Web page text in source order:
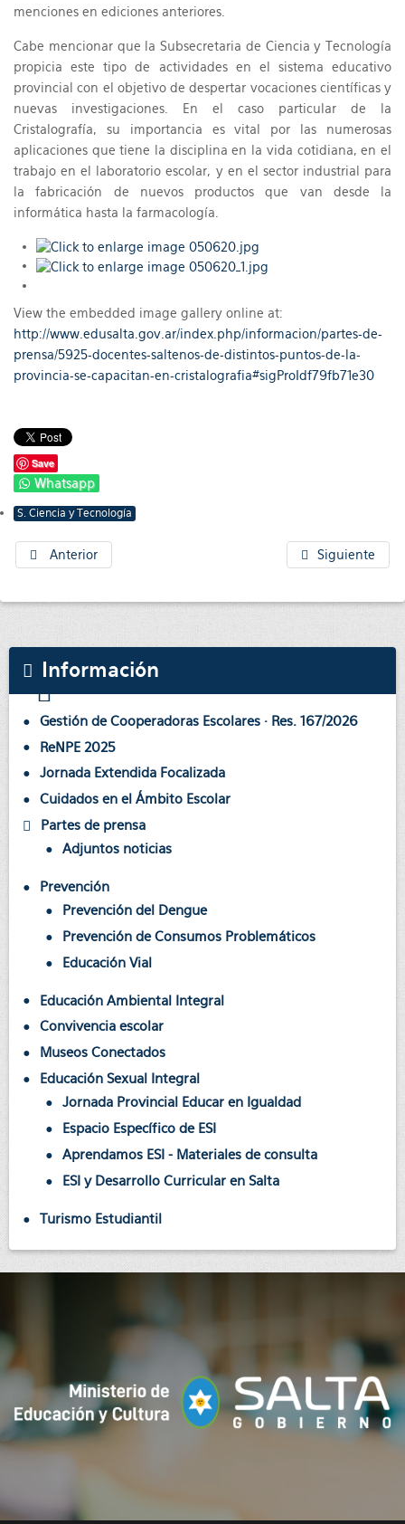
menciones en ediciones anteriores.
Cabe mencionar que la Subsecretaria de Ciencia y Tecnología
propicia este tipo de actividades en el sistema educativo
provincial con el objetivo de despertar vocaciones científicas y
nuevas investigaciones. En el caso particular de la
Cristalografía, su importancia es vital por las numerosas
aplicaciones que tiene la disciplina en la vida cotidiana, en el
trabajo en el laboratorio escolar, y en el sector industrial para
la fabricación de nuevos productos que van desde la
informática hasta la farmacología.
View the embedded image gallery online at:
http://www.edusalta.gov.ar/index.php/informacion/partes-de-
prensa/5925-docentes-saltenos-de-distintos-puntos-de-la-
provincia-se-capacitan-en-cristalografia#sigProIdf79fb71e30
Save
Whatsapp
S. Ciencia y Tecnología
Anterior Siguiente
Información
Gestión de Cooperadoras Escolares · Res. 167/2026
ReNPE 2025
Jornada Extendida Focalizada
Cuidados en el Ámbito Escolar
Partes de prensa
Adjuntos noticias
Prevención
Prevención del Dengue
Prevención de Consumos Problemáticos
Educación Vial
Educación Ambiental Integral
Convivencia escolar
Museos Conectados
Educación Sexual Integral
Jornada Provincial Educar en Igualdad
Espacio Específico de ESI
Aprendamos ESI - Materiales de consulta
ESI y Desarrollo Curricular en Salta
Turismo Estudiantil